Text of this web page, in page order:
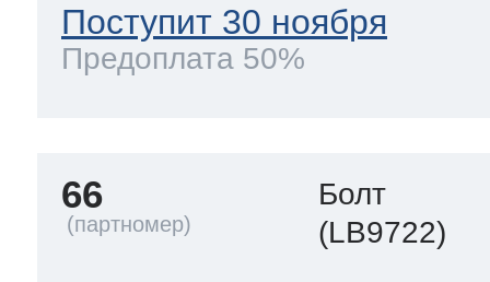
Поступит 30 ноября
Предоплата 50%
66
Болт
(LB9722)